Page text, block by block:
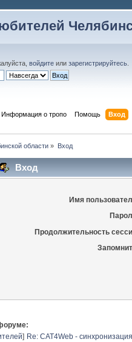
войдите или зарегистрируйтесь
Информация о тропо Помощь Вход
области » Вход
Вход
Имя
Продолжительность
] Re: CAT4Web -